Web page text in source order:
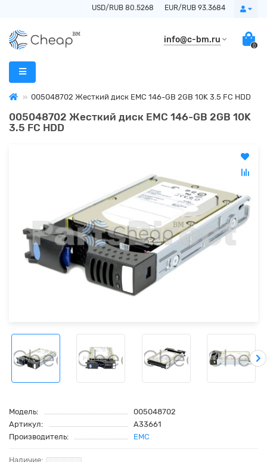
USD/RUB 80.5268 EUR/RUB 93.3684
info@c-bm.ru
0
005048702 Жесткий диск EMC 146-GB 2GB 10K 3.5 FC HDD
005048702 Жесткий диск EMC 146-GB 2GB 10K
3.5 FC HDD
Модель:
005048702
Артикул:
A33661
Производитель:
EMC